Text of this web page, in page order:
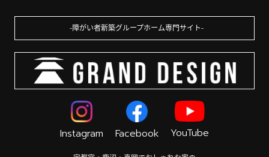
障がい者新築グループホーム専門サイト
Instagram Facebook YouTube